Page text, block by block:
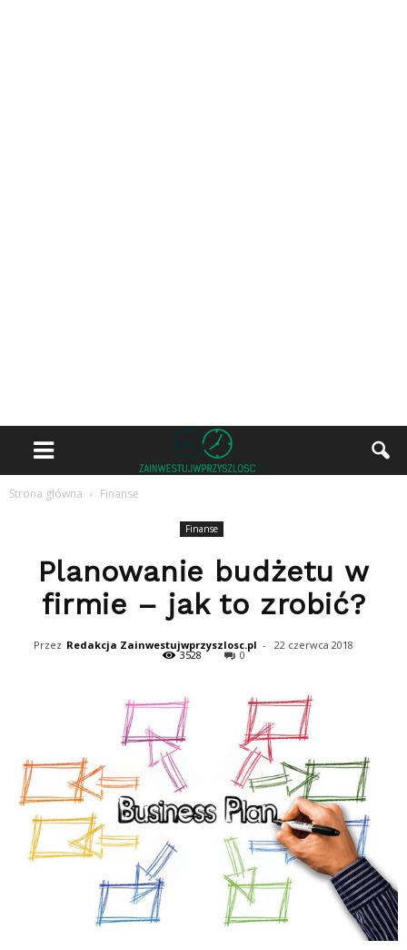
Strona główna Finanse
Finanse
Planowanie budżetu w
firmie – jak to zrobić?
Przez Redakcja Zainwestujwprzyszlosc.pl - 22 czerwca 2018
3528 0